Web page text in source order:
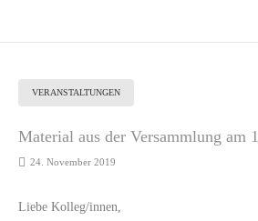
VERANSTALTUNGEN
Material aus der Versammlung am
24. November 2019
Liebe Kolleg/innen,